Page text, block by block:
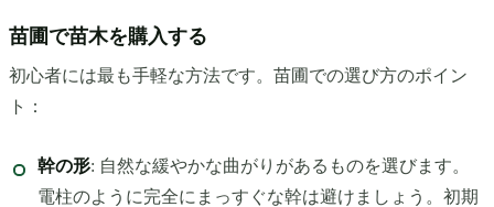
苗圃で苗木を購入する
初心者には最も手軽な方法です。苗圃での選び方のポイン
ト：
幹の形: 自然な緩やかな曲がりがあるものを選びます。
電柱のように完全にまっすぐな幹は避けましょう。初期